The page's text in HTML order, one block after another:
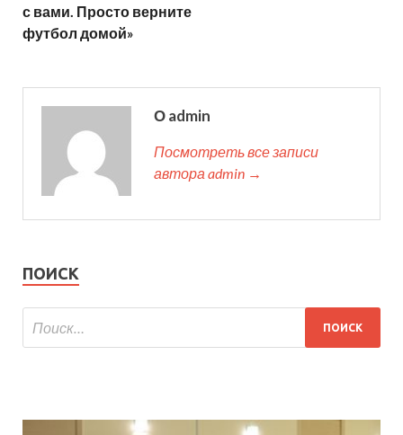
с вами. Просто верните
футбол домой»
О admin
Посмотреть все записи
автора admin →
ПОИСК